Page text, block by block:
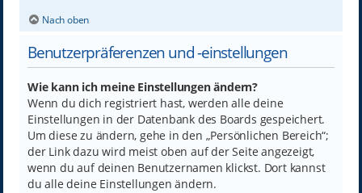
Nach oben
Benutzerpräferenzen und -einstellungen
Wie kann ich meine Einstellungen ändern?
Wenn du dich registriert hast, werden alle deine
Einstellungen in der Datenbank des Boards gespeichert.
Um diese zu ändern, gehe in den „Persönlichen Bereich“;
der Link dazu wird meist oben auf der Seite angezeigt,
wenn du auf deinen Benutzernamen klickst. Dort kannst
du alle deine Einstellungen ändern.